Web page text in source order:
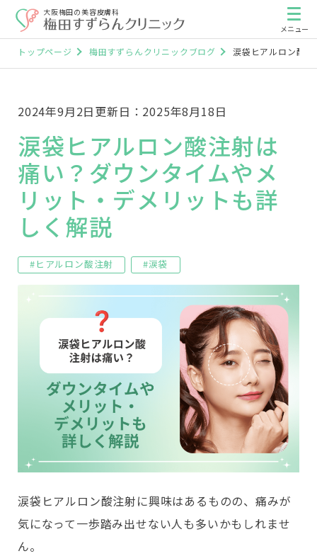
大阪梅田の美容皮膚科
トップページ 梅田すずらんクリニックブログ 涙袋ヒアルロン酸
2024年9月2日更新日：2025年8月18日
涙袋ヒアルロン酸注射は
痛い？ダウンタイムやメ
リット・デメリットも詳
しく解説
#ヒアルロン酸注射 #涙袋
涙袋ヒアルロン酸注射に興味はあるものの、痛みが
気になって一歩踏み出せない人も多いかもしれませ
ん。